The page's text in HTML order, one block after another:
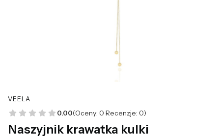
VEELA
0.00(Oceny: 0 Recenzje: 0)
Naszyjnik krawatka kulki